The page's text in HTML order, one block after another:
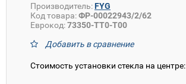
Производитель:FYG
Код товара:ФР-00022943/2/62
Еврокод:73350-TT0-T00
Добавить в сравнение
Стоимость установки стекла на центре: